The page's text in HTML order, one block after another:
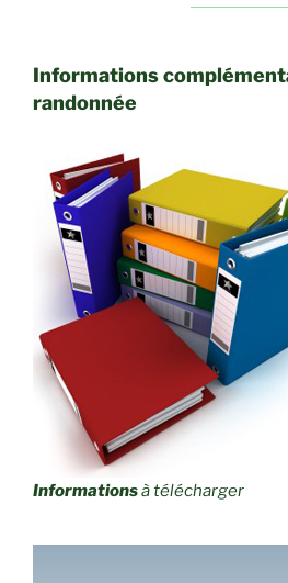
Informations
randonnée
Informationsà télécharger